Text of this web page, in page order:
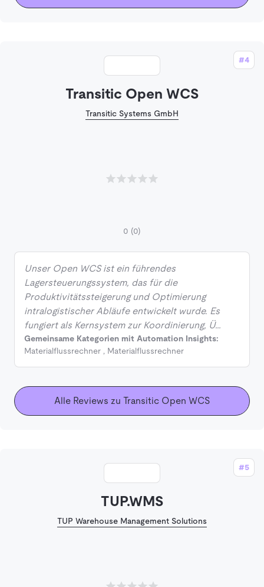
#4
Transitic Open WCS
Transitic Systems GmbH
0 (0)
Unser Open WCS ist ein führendes
Lagersteuerungssystem, das für die
Produktivitätssteigerung und Optimierung
intralogistischer Abläufe entwickelt wurde. Es
fungiert als Kernsystem zur Koordinierung, Ü…
Gemeinsame Kategorien mit Automation Insights:
Materialflussrechner , Materialflussrechner
Alle Reviews zu Transitic Open WCS
#5
TUP.WMS
TUP Warehouse Management Solutions